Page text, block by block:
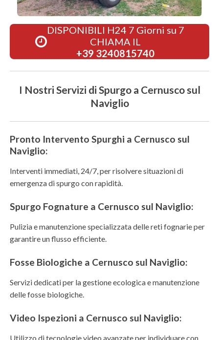
DISPONIBILI H24 7 Giorni su 7
CHIAMA IL
+39 3240815740
I Nostri Servizi di Spurgo a Cernusco sul
Naviglio
Pronto Intervento Spurghi a Cernusco sul
Naviglio:
Interventi immediati, 24/7, per risolvere situazioni di
emergenza di spurgo con rapidità.
Spurgo Fognature a Cernusco sul Naviglio:
Pulizia e manutenzione specializzata delle reti fognarie per
garantire un flusso efficiente.
Fosse Biologiche a Cernusco sul Naviglio:
Servizi dedicati per la gestione ecologica e manutenzione
delle fosse biologiche.
Video Ispezioni a Cernusco sul Naviglio:
Utilizzo di tecnologie video avanzate per individuare con